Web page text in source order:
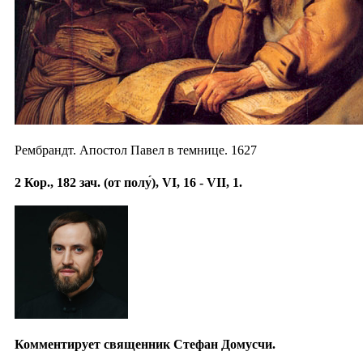
Рембрандт. Апостол Павел в темнице. 1627
2 Кор., 182 зач. (от полу́), VI, 16 - VII, 1.
Комментирует священник Стефан Домусчи.